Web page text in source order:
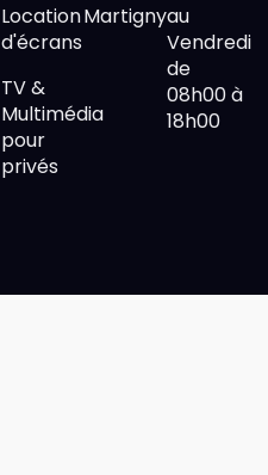
Location
d'écrans
TV &
Multimédia
pour
privés
Martignyau
Vendredi
de
08h00 à
18h00